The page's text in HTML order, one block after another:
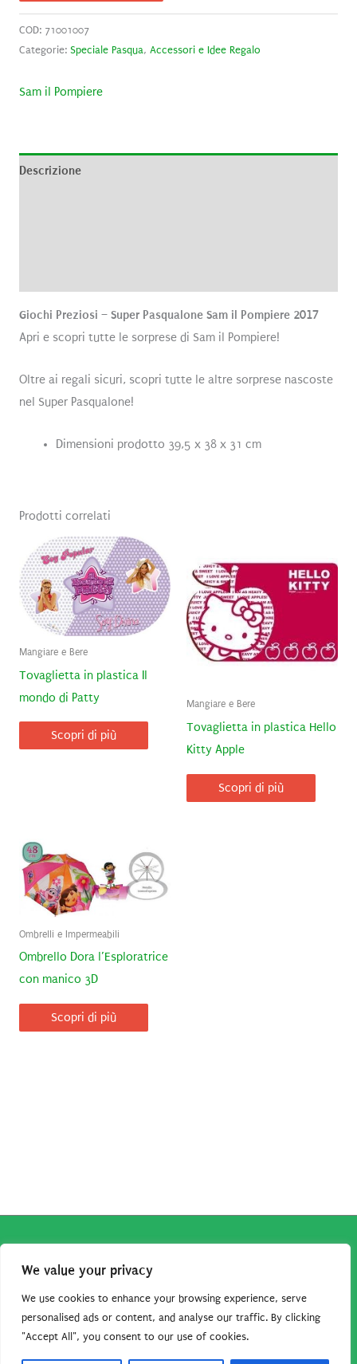
We value your privacy
We use cookies to enhance your browsing experience, serve
personalised ads or content, and analyse our traffic. By clicking
"Accept All", you consent to our use of cookies.
COD: 71001007
Categorie: Speciale Pasqua, Accessori e Idee Regalo
Sam il Pompiere
Descrizione
Giochi Preziosi – Super Pasqualone Sam il Pompiere 2017
Apri e scopri tutte le sorprese di Sam il Pompiere!
Oltre ai regali sicuri, scopri tutte le altre sorprese nascoste
nel Super Pasqualone!
Dimensioni prodotto 39,5 x 38 x 31 cm
Prodotti correlati
Mangiare e Bere
Tovaglietta in plastica Il
mondo di Patty
Scopri di più
Mangiare e Bere
Tovaglietta in plastica Hello
Kitty Apple
Scopri di più
Ombrelli e Impermeabili
Ombrello Dora l’Esploratrice
con manico 3D
Scopri di più
associato Amazon percepisce dei ricavi da acquisti idonei.
Tutti i guadagni sono direttamente reinvestiti in questo sito
per continuare a condividere tutorial e risorse per gli amanti
dei cartoon. Grazie per il vostro sostegno!